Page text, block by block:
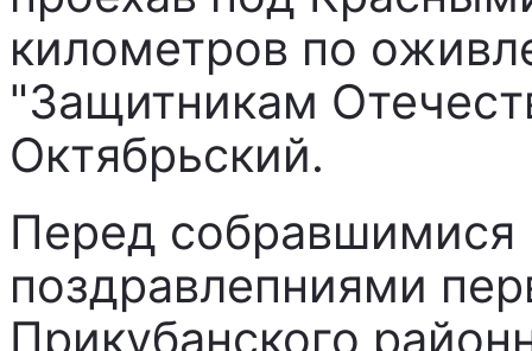
километров по
"Защитникам
Октябрьский.
Перед собравшимися
поздравлепниями
Прикубанского